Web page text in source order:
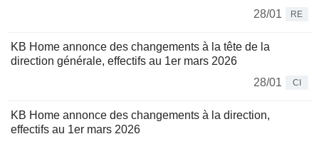
28/01
RE
KB Home annonce des changements à la tête de la
direction générale, effectifs au 1er mars 2026
28/01
CI
KB Home annonce des changements à la direction,
effectifs au 1er mars 2026